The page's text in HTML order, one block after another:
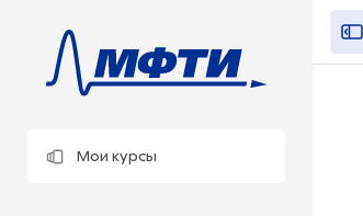
Мои курсы